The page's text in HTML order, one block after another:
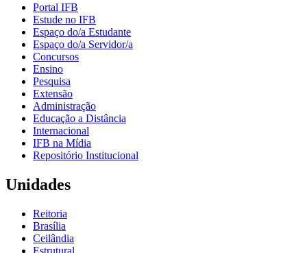
Portal IFB
Estude no IFB
Espaço do/a Estudante
Espaço do/a Servidor/a
Concursos
Ensino
Pesquisa
Extensão
Administração
Educação a Distância
Internacional
IFB na Mídia
Repositório Institucional
Unidades
Reitoria
Brasília
Ceilândia
Estrutural